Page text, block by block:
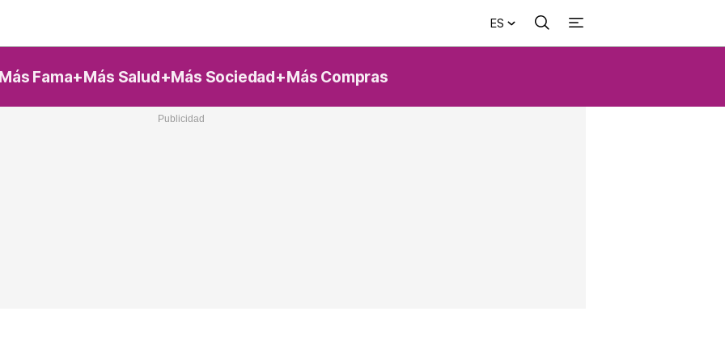
ES Buscar
ElConstitucional
MásQueEstilo
MásQuePartidos
MásQueSucesos
MásQueMercados
JuicioExprés
INVESTIGACIÓN
INTERNACIONAL
MUNICIPIOS
Más Fama Más Salud Más Sociedad Más Compras